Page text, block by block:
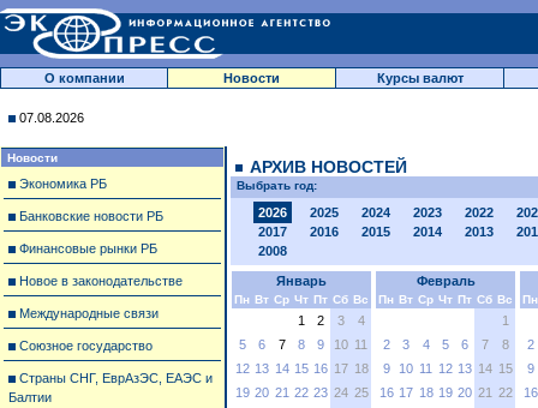
О компании Новости Курсы валют
07.08.2026
Новости
Экономика РБ
Банковские новости РБ
Финансовые рынки РБ
Новое в законодательстве
Международные связи
Союзное государство
Страны СНГ, ЕврАзЭС, ЕАЭС и
Балтии
АРХИВ НОВОСТЕЙ
Выбрать год:
2026 2025 2024 2023 2022
2017
2016 2015 2014 2013
2008
Январь
Пн Вт Ср Чт Пт Сб Вс
1 2 3
4
5
6 7 8 9 10 11
12 13 14 15 16 17 18
19 20 21 22 23 24 25
Февраль
Пн Вт Ср Чт Пт Сб Вс
1
2
3 4 5 6 7
8
9
10 11 12 13 14 15
16 17 18 19 20 21 22
Пн
2
9
16